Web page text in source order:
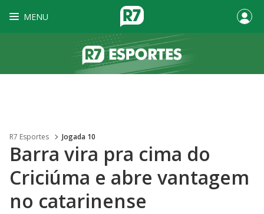
MENU
R7 Esportes Jogada 10
Barra vira pra cima do
Criciúma e abre vantagem
no catarinense